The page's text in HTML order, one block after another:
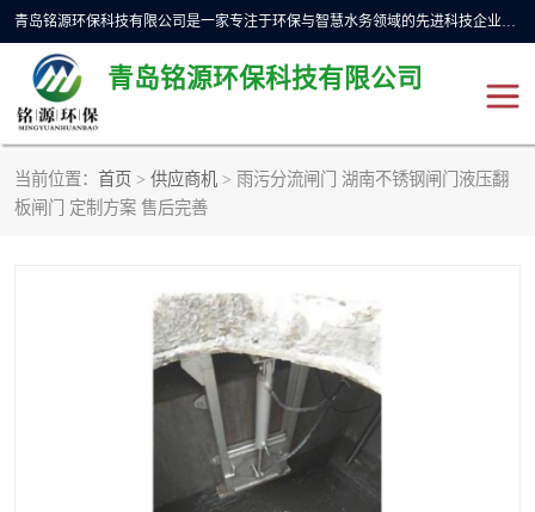
青岛铭源环保科技有限公司是一家专注于环保与智慧水务领域的先进科技企业，公司专注于云智能一体化预制泵站、水务循环利用、海绵城市、云智慧水务开发及新型环保技术研发等领域。铭源环保以为客户提供优质产品、专业技术服务为己任。为客户提供量身定制方案，提供多种配置方案满足实际使用要求。严控供货周期，并提供高标准后期维护。以环保为己任，视质量如生命，以技术做先导，靠诚信赢客户。
青岛铭源环保科技有限公司
当前位置： 首页 > 供应商机 > 雨污分流闸门 湖南不锈钢闸门液压翻
板闸门 定制方案 售后完善
一体化HMPP泵站
液动限流闸门
加压泵房/灌溉泵房 一体化预制泵站
真空冲洗装置
雨水收集回用装置 门式冲洗装置